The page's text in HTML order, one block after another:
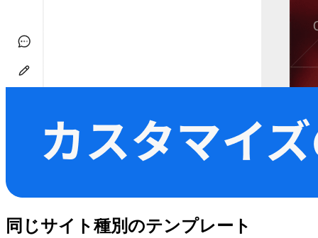
同じサイト種別のテンプレート